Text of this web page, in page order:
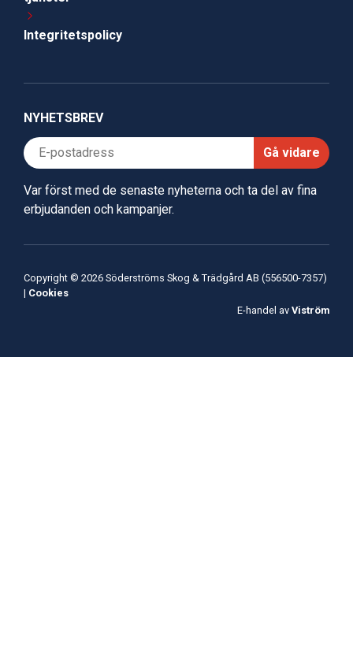
Integritetspolicy
NYHETSBREV
Gå vidare
Var först med de senaste nyheterna och ta del av fina
erbjudanden och kampanjer.
Copyright © 2026 Söderströms Skog & Trädgård AB (556500-7357)
| Cookies
E-handel av Viström